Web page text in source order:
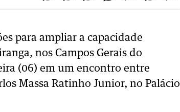
para ampliar a capacidade
nos Campos Gerais do
(06) em um encontro entre
Massa Ratinho Junior, no Palácio